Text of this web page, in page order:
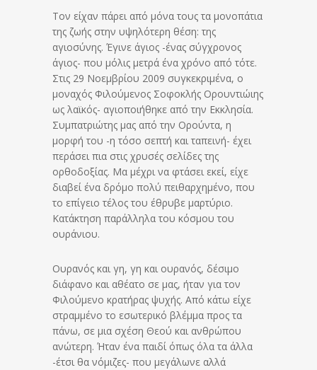
Τον είχαν πάρει από μόνα τους τα μονοπάτια
της ζωής στην υψηλότερη θέση: της
αγιοσύνης. Έγινε άγιος -ένας σύγχρονος
άγιος- που μόλις μετρά ένα χρόνο από τότε.
Στις 29 Νοεμβρίου 2009 συγκεκριμένα, ο
μοναχός Φιλούμενος Σο­φοκλής Ορουντιώιης
ως λαϊκός- αγιοποιήθηκε από την Εκκλησία.
Συμπατριώτης μας από την Ορούντα, η
μορφή του -η τόσο σεπτή και ταπεινή- έχει
περάσει πια στις χρυσές σελίδες της
ορθοδοξίας. Μα μέχρι να φτάσει εκεί, είχε
διαβεί ένα δρόμο πολύ πειθαρχημένο, που
το επίγειο τέλος του έθρυβε μαρτύριο.
Κατάκτηση παράλληλα του κόσμου του
ουράνιου.
Ουρανός και γη, γη και ουρανός, δέσιμο
διάφανο και αθέατο σε μας, ήταν για τον
Φιλούμενο κρατήρας ψυχής. Από κάτω είχε
στραμμένο το εσωτερικό βλέμμα προς τα
πάνω, σε μια σχέση Θεού και ανθρώπου
ανώτερη. Ήταν ένα παιδί όπως όλα τα άλλα
-έτσι θα νόμιζες- που μεγάλωνε αλλά